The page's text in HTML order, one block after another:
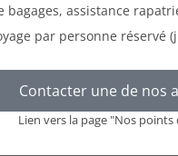
bagages, assistance
par personne réservé
Contacter une de nos
Lien vers la page "Nos points